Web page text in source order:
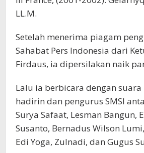
LL.M.
Setelah menerima piagam
Sahabat Pers Indonesia dari
Firdaus, ia dipersilakan naik
Lalu ia berbicara dengan
hadirin dan pengurus SMSI
Surya Safaat, Lesman Bangun,
Susanto, Bernadus Wilson
Edi Yoga, Zulnadi, dan Gugus